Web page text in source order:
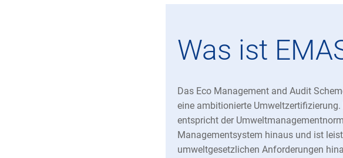
Was ist
Das Eco Management and Audit
eine ambitionierte
entspricht der
Managementsystem hinaus und ist
umweltgesetzlichen Anforderungen